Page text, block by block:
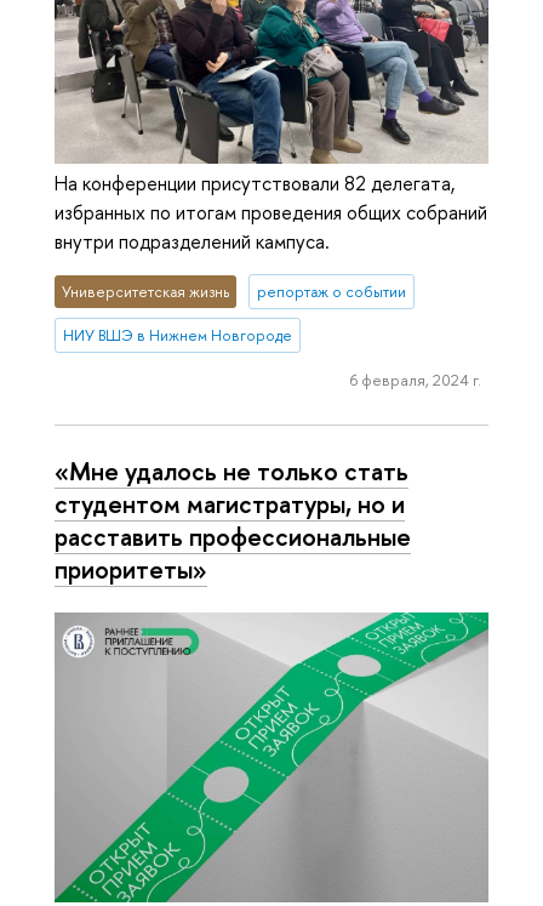
На конференции присутствовали 82 делегата,
избранных по итогам проведения общих собраний
внутри подразделений кампуса.
Университетская жизнь репортаж о событии
НИУ ВШЭ в Нижнем Новгороде
6 февраля, 2024 г.
«Мне удалось не только стать
студентом магистратуры, но и
расставить профессиональные
приоритеты»